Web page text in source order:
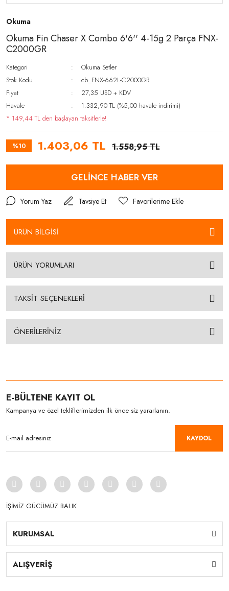
Okuma
Okuma Fin Chaser X Combo 6'6'' 4-15g 2 Parça FNX-
C2000GR
Kategori
Okuma Setler
Stok Kodu
cb_FNX-662L-C2000GR
Fiyat
27,35 USD + KDV
Havale
1.332,90 TL (%5,00 havale indirimi)
* 149,44 TL den başlayan taksitlerle!
%10 1.403,06 TL 1.558,95 TL
GELİNCE HABER VER
Yorum Yaz Tavsiye Et
ÜRÜN BİLGİSİ
ÜRÜN YORUMLARI
TAKSİT SEÇENEKLERİ
ÖNERİLERİNİZ
E-BÜLTENE KAYIT OL
Kampanya ve özel tekliflerimizden ilk önce siz yararlanın.
KAYDOL
İŞİMİZ GÜCÜMÜZ BALIK
KURUMSAL
ALIŞVERİŞ